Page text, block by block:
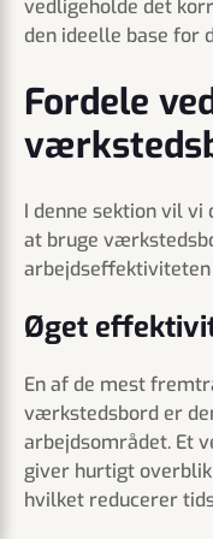
vedligeholde det
den ideelle base for
Fordele
I denne sektion vil vi
at bruge
Øget
En af de mest
værkstedsbord er
arbejdsområdet. Et
giver hurtigt
hvilket reducerer